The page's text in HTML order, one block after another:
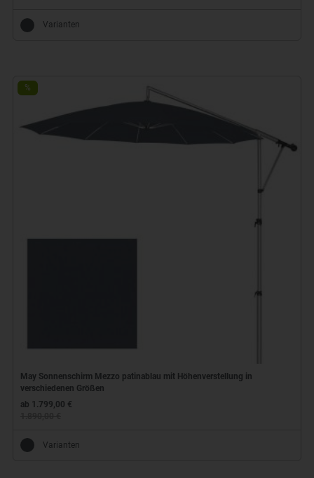
Varianten
%
May Sonnenschirm Mezzo patinablau mit Höhenverstellung in
verschiedenen Größen
ab 1.799,00 €
Varianten